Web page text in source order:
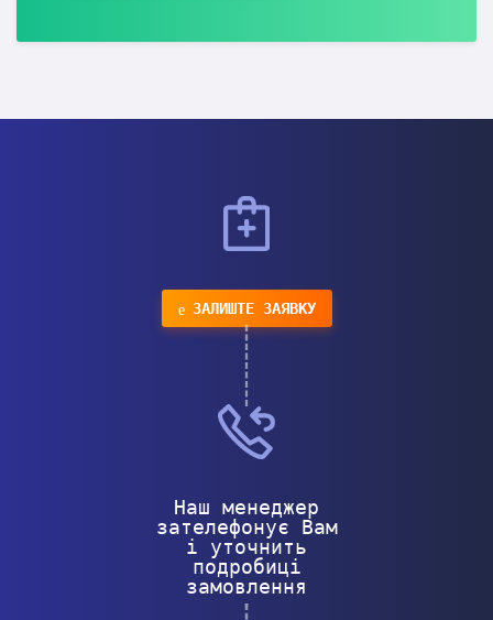
ЗАЛИШТЕ ЗАЯВКУ
Наш менеджер
зателефонує Вам
і уточнить
подробиці
замовлення